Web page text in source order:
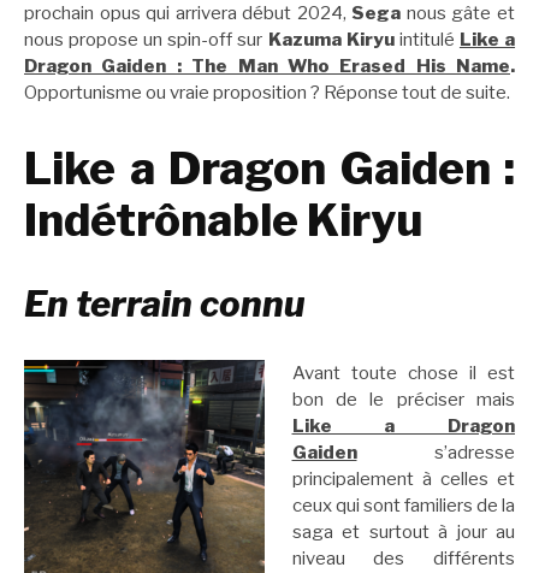
prochain opus qui arrivera début 2024, Sega nous gâte et
nous propose un spin-off sur Kazuma Kiryu intitulé Like a
Dragon Gaiden : The Man Who Erased His Name.
Opportunisme ou vraie proposition ? Réponse tout de suite.
Like a Dragon Gaiden :
Indétrônable Kiryu
En terrain connu
Avant toute chose il est
bon de le préciser mais
Like a Dragon
Gaidens’adresse
principalement à celles et
ceux qui sont familiers de la
saga et surtout à jour au
niveau des différents